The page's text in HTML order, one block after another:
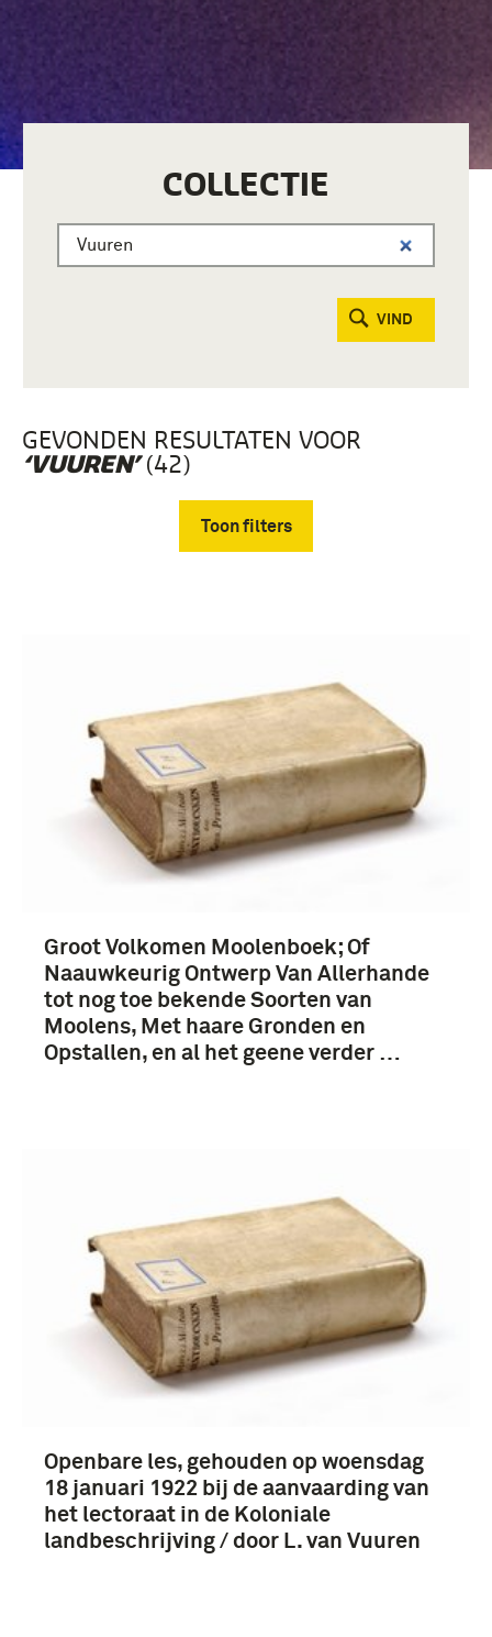
COLLECTIE
VIND
GEVONDEN RESULTATEN VOOR
‘VUUREN’(42)
Toon filters
boek (9)
Documenten (5)
Fotografisch materiaal (5)
chronologie (4)
1901-1950 (3)
Koninklijke Landmacht (1813/1814-heden) (14)
Paardenarts (14)
Veterinaire Dienst (14)
Meer
Nederland (3)
Groot Volkomen Moolenboek; Of
Naauwkeurig Ontwerp Van Allerhande
tot nog toe bekende Soorten van
Moolens, Met haare Gronden en
Opstallen, en al het geene verder …
Openbare les, gehouden op woensdag
18 januari 1922 bij de aanvaarding van
het lectoraat in de Koloniale
landbeschrijving / door L. van Vuuren